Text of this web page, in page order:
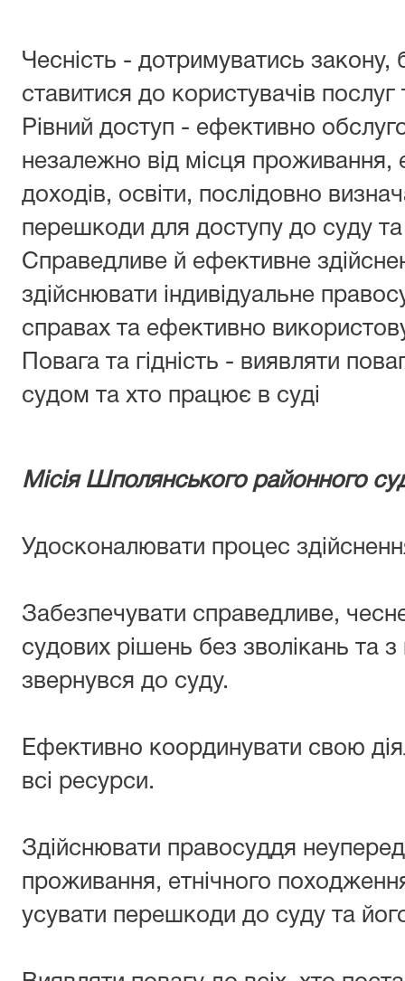
Чесність - дотримуватись закону,
ставитися до користувачів послуг
Рівний доступ - ефективно
незалежно від місця проживання,
доходів, освіти, послідовно
перешкоди для доступу до суду та
Справедливе й ефективне
здійснювати індивідуальне
справах та ефективно
Повага та гідність - виявляти
судом та хто працює в суді
Місія Шполянського районного
Удосконалювати процес
Забезпечувати справедливе,
судових рішень без зволікань та
звернувся до суду.
Ефективно координувати свою
всі ресурси.
Здійснювати правосуддя
проживання, етнічного
усувати перешкоди до суду та